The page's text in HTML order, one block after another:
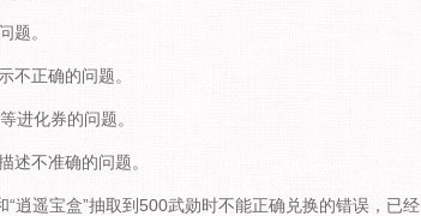
题。
正确的问题。
化券的问题。
不准确的问题。
遥宝盒”抽取到500武勋时不能正确兑换的错误，已经